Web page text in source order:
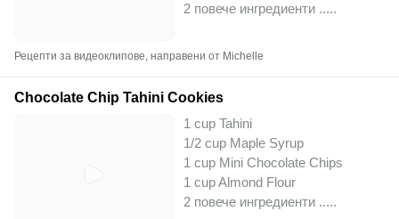
2 повече ингредиенти .....
Рецепти за видеоклипове, направени от Michelle
Chocolate Chip Tahini Cookies
1 cup Tahini
1/2 cup Maple Syrup
1 cup Mini Chocolate Chips
1 cup Almond Flour
2 повече ингредиенти .....